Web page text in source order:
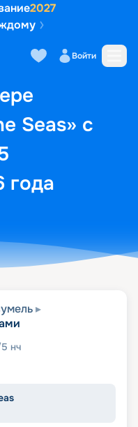
2027
Войти
Seas» с
года
Маршрут и
5 нч